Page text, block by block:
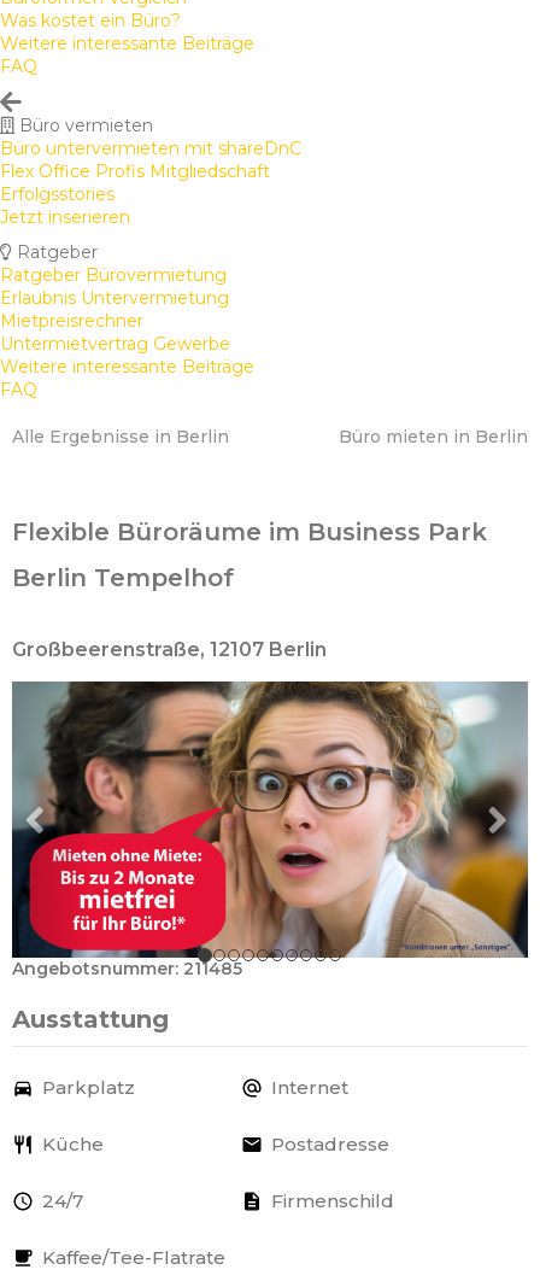
Was kostet ein Büro?
Weitere interessante Beiträge
FAQ
Büro vermieten
Büro untervermieten mit shareDnC
Flex Office Profis Mitgliedschaft
Erfolgsstories
Jetzt inserieren
Ratgeber
Ratgeber Bürovermietung
Erlaubnis Untervermietung
Mietpreisrechner
Untermietvertrag Gewerbe
Weitere interessante Beiträge
FAQ
Alle Ergebnisse in Berlin Büro mieten in Berlin
Flexible Büroräume im Business Park
Berlin Tempelhof
Großbeerenstraße, 12107 Berlin
Angebotsnummer: 211485
Ausstattung
Parkplatz Internet
Küche Postadresse
24/7 Firmenschild
Kaffee/Tee-Flatrate